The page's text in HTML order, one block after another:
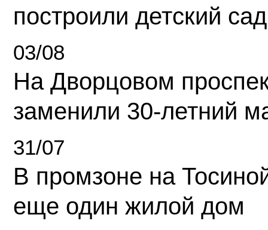
построили детский сад
03/08
На Дворцовом
заменили 30-летний
31/07
В промзоне на
еще один жилой дом